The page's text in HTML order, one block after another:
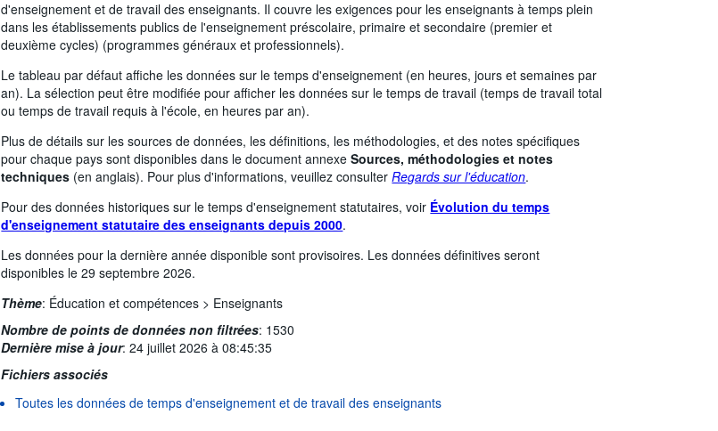
d'enseignement et de travail des enseignants. Il couvre les exigences pour les enseignants à temps plein
dans les établissements publics de l'enseignement préscolaire, primaire et secondaire (premier et
deuxième cycles) (programmes généraux et professionnels).
Le tableau par défaut affiche les données sur le temps d'enseignement (en heures, jours et semaines par
an). La sélection peut être modifiée pour afficher les données sur le temps de travail (temps de travail total
ou temps de travail requis à l'école, en heures par an).
Plus de détails sur les sources de données, les définitions, les méthodologies, et des notes spécifiques
pour chaque pays sont disponibles dans le document annexeSources, méthodologies et notes
techniques (en anglais). Pour plus d'informations, veuillez consulterRegards sur l'éducation.
Pour des données historiques sur le temps d'enseignement statutaires, voir Évolution du temps
d'enseignement statutaire des enseignants depuis 2000.
Les données pour la dernière année disponible sont provisoires. Les données définitives seront
disponibles le 29 septembre 2026.
Thème: Éducation et compétences > Enseignants
Nombre de points de données non filtrées: 1530
Dernière mise à jour:24 juillet 2026 à 08:45:35
Fichiers associés
Toutes les données de temps d'enseignement et de travail des enseignants